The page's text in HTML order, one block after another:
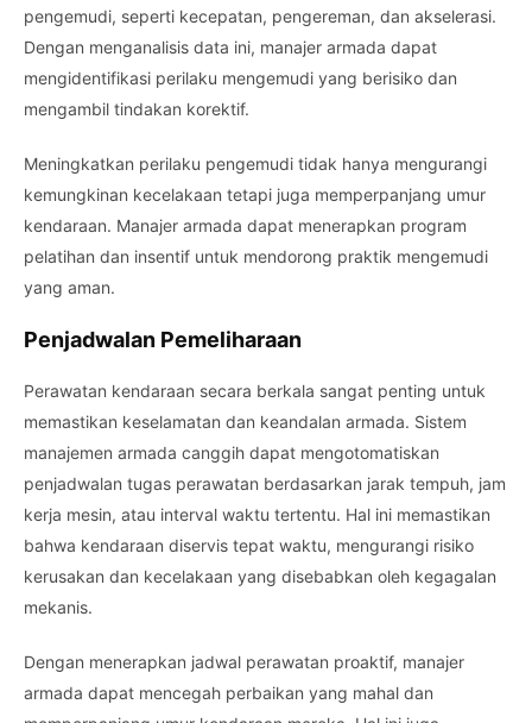
pengemudi, seperti kecepatan, pengereman, dan akselerasi.
Dengan menganalisis data ini, manajer armada dapat
mengidentifikasi perilaku mengemudi yang berisiko dan
mengambil tindakan korektif.
Meningkatkan perilaku pengemudi tidak hanya mengurangi
kemungkinan kecelakaan tetapi juga memperpanjang umur
kendaraan. Manajer armada dapat menerapkan program
pelatihan dan insentif untuk mendorong praktik mengemudi
yang aman.
Penjadwalan Pemeliharaan
Perawatan kendaraan secara berkala sangat penting untuk
memastikan keselamatan dan keandalan armada. Sistem
manajemen armada canggih dapat mengotomatiskan
penjadwalan tugas perawatan berdasarkan jarak tempuh, jam
kerja mesin, atau interval waktu tertentu. Hal ini memastikan
bahwa kendaraan diservis tepat waktu, mengurangi risiko
kerusakan dan kecelakaan yang disebabkan oleh kegagalan
mekanis.
Dengan menerapkan jadwal perawatan proaktif, manajer
armada dapat mencegah perbaikan yang mahal dan